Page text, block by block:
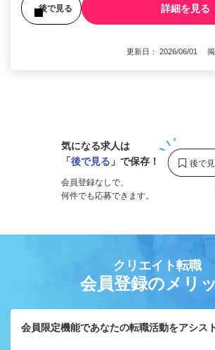
後で見る 詳細を見る
更新日： 2026/06/01 掲
気になる求人は
「後で見る 」で保存！
会員登録なしで、
何件でも応募できます。
クリエイト転職
会員登録のメリ
会員限定機能であなたの転職活動をアシス